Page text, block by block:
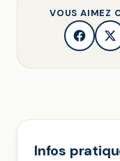
VOUS AIMEZ
Infos